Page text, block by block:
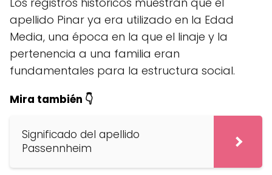
apellido Pinar ya era utilizado en la Edad
Media, una época en la que el linaje y la
pertenencia a una familia eran
fundamentales para la estructura social.
Mira también 👇
Significado del apellido
Passennheim